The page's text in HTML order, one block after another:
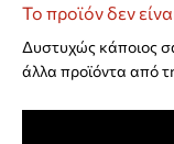
Το προϊόν δεν
Δυστυχώς κάποιος
άλλα προϊόντα από